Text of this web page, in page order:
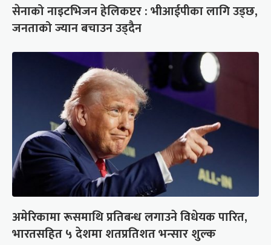
सेनाको नाइटभिजन हेलिकप्टर : भीआईपीका लागि उड्छ,
जनताको ज्यान बचाउन उड्दैन
अमेरिकामा रूसमाथि प्रतिबन्ध लगाउने विधेयक पारित,
भारतसहित ५ देशमा शतप्रतिशत भन्सार शुल्क